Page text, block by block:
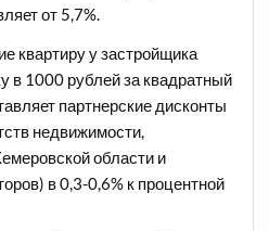
от 5,7%.
квартиру у застройщика
в 1000 рублей за квадратный
партнерские дисконты
недвижимости,
области и
в 0,3-0,6% к процентной